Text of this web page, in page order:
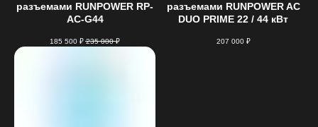
разъемами RUNPOWER RP-
AC-G44
185 500 ₽ 235 000 ₽
разъемами RUNPOWER AC
DUO PRIME 22 / 44 кВт
207 000 ₽